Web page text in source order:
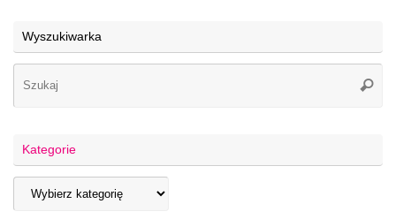
Wyszukiwarka
Kategorie